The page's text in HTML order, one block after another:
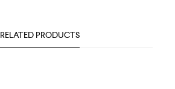
RELATED PRODUCTS